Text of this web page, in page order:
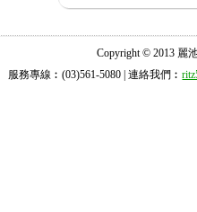
Copyright © 2013 麗
服務專線︰(03)561-5080 | 連絡我們︰